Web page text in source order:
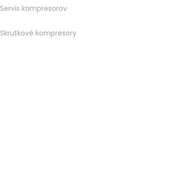
Servis kompresorov
Skrutkové kompresory